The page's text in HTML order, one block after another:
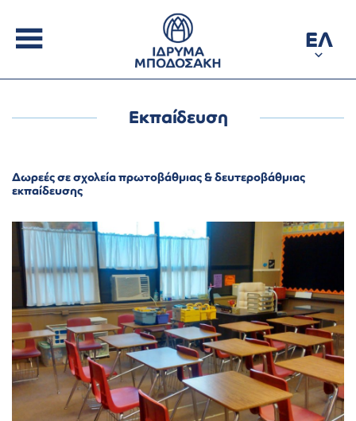
ΕΛ
Εκπαίδευση
Δωρεές σε σχολεία πρωτοβάθμιας & δευτεροβάθμιας
εκπαίδευσης